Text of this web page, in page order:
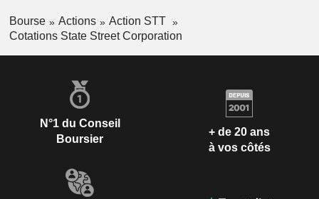
Bourse Actions
Action STT
Cotations State Street Corporation
N°1 du Conseil
Boursier
+ de 20 ans
à vos côtés